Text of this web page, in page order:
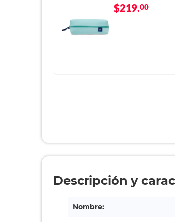
$219.00
Descripción y
Nombre: